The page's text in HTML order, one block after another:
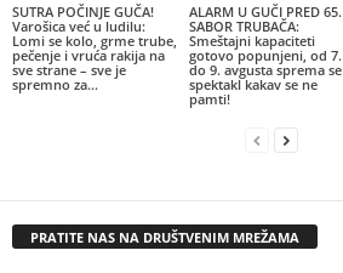
SUTRA POČINJE GUČA!
Varošica već u ludilu:
Lomi se kolo, grme trube,
pečenje i vruća rakija na
sve strane – sve je
spremno za...
ALARM U GUČI PRED 65.
SABOR TRUBAČA:
Smeštajni kapaciteti
gotovo popunjeni, od 7.
do 9. avgusta sprema se
spektakl kakav se ne
pamti!
PRATITE NAS NA DRUŠTVENIM MREŽAMA